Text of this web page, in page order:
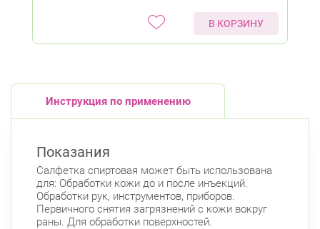
В КОРЗИНУ
Инструкция по применению
Показания
Салфетка спиртовая может быть использована
для: Обработки кожи до и после инъекций.
Обработки рук, инструментов, приборов.
Первичного снятия загрязнений с кожи вокруг
раны. Для обработки поверхностей.